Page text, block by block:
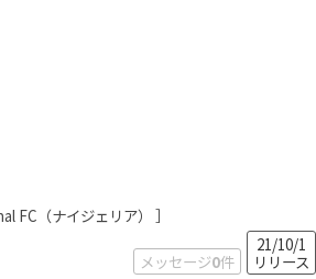
FC（ナイジェリア） ］
メッセージ0件
21/10/1
リリース